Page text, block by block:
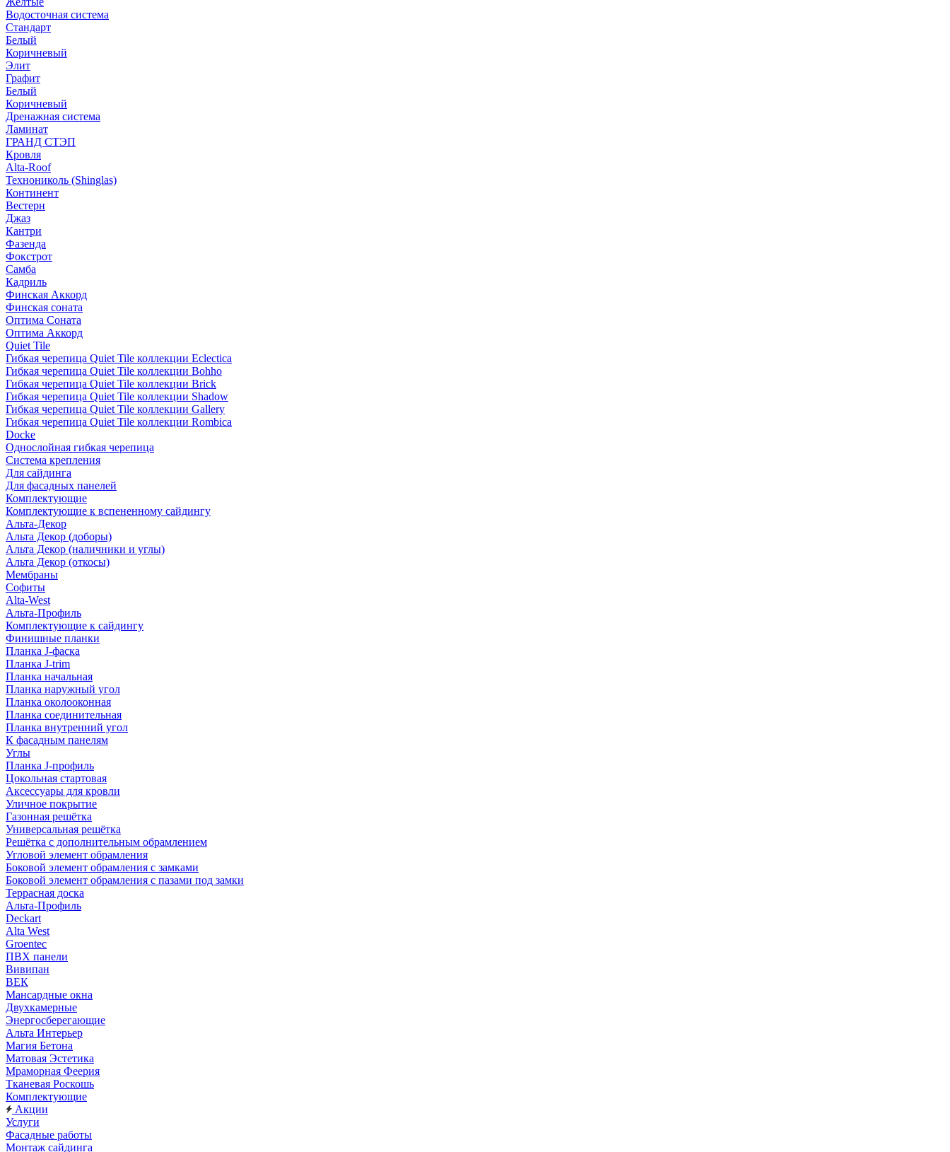
Водосточная система
Стандарт
Белый
Коричневый
Элит
Графит
Белый
Коричневый
Дренажная система
Ламинат
ГРАНД СТЭП
Кровля
Alta-Roof
Технониколь (Shinglas)
Континент
Вестерн
Джаз
Кантри
Фазенда
Фокстрот
Самба
Кадриль
Финская Аккорд
Финская соната
Оптима Соната
Оптима Аккорд
Quiet Tile
Гибкая черепица Quiet Tile коллекции Eclectica
Гибкая черепица Quiet Tile коллекции Bohho
Гибкая черепица Quiet Tile коллекции Brick
Гибкая черепица Quiet Tile коллекции Shadow
Гибкая черепица Quiet Tile коллекции Gallery
Гибкая черепица Quiet Tile коллекции Rombica
Docke
Однослойная гибкая черепица
Система крепления
Для сайдинга
Для фасадных панелей
Комплектующие
Комплектующие к вспененному сайдингу
Альта-Декор
Альта Декор (доборы)
Альта Декор (наличники и углы)
Альта Декор (откосы)
Мембраны
Софиты
Alta-West
Альта-Профиль
Комплектующие к сайдингу
Финишные планки
Планка J-фаска
Планка J-trim
Планка начальная
Планка наружный угол
Планка околооконная
Планка соединительная
Планка внутренний угол
К фасадным панелям
Углы
Планка J-профиль
Цокольная стартовая
Аксессуары для кровли
Уличное покрытие
Газонная решётка
Универсальная решётка
Решётка с дополнительным обрамлением
Угловой элемент обрамления
Боковой элемент обрамления с замками
Боковой элемент обрамления с пазами под замки
Террасная доска
Альта-Профиль
Deckart
Alta West
Groentec
ПВХ панели
Вивипан
ВЕК
Мансардные окна
Двухкамерные
Энергосберегающие
Альта Интерьер
Магия Бетона
Матовая Эстетика
Мраморная Феерия
Тканевая Роскошь
Комплектующие
Акции
Услуги
Фасадные работы
Монтаж сайдинга